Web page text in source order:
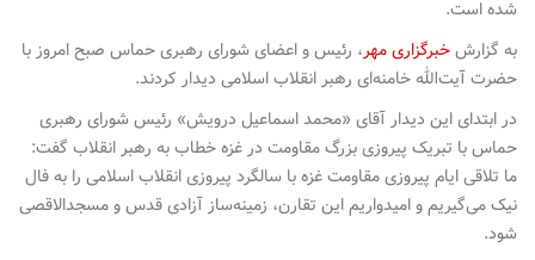
شده است.
به گزارشخبرگزاری مهر، رئیس و اعضای شورای رهبری حماس صبح امروز با
حضرت آیت‌الله خامنه‌ای رهبر انقلاب اسلامی دیدار کردند.
در ابتدای این دیدار آقای «محمد اسماعیل درویش» رئیس شورای رهبری
حماس با تبریک پیروزی بزرگ مقاومت در غزه خطاب به رهبر انقلاب گفت:
ما تلاقی ایام پیروزی مقاومت غزه با سالگرد پیروزی انقلاب اسلامی را به فال
نیک می‌گیریم و امیدواریم این تقارن، زمینه‌ساز آزادی قدس و مسجدالاقصی
شود.